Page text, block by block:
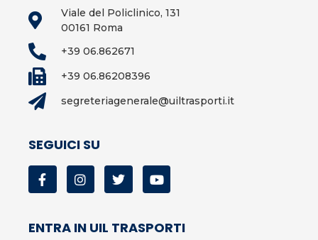
Viale del Policlinico, 131
00161 Roma
+39 06.862671
+39 06.86208396
segreteriagenerale@uiltrasporti.it
SEGUICI SU
ENTRA IN UIL TRASPORTI